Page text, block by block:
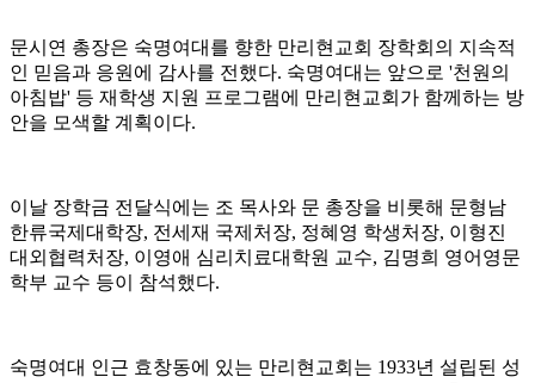
문시연 총장은 숙명여대를 향한 만리현교회 장학회의 지속적
인 믿음과 응원에 감사를 전했다. 숙명여대는 앞으로 '천원의
아침밥' 등 재학생 지원 프로그램에 만리현교회가 함께하는 방
안을 모색할 계획이다.
이날 장학금 전달식에는 조 목사와 문 총장을 비롯해 문형남
한류국제대학장, 전세재 국제처장, 정혜영 학생처장, 이형진
대외협력처장, 이영애 심리치료대학원 교수, 김명희 영어영문
학부 교수 등이 참석했다.
숙명여대 인근 효창동에 있는 만리현교회는 1933년 설립된 성